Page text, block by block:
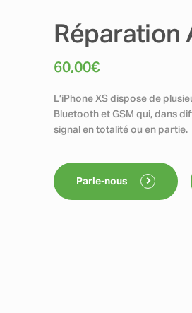
Réparation
60,00€
L’iPhone XS dispose de
Bluetooth et GSM qui, dans
signal en totalité ou en partie.
Parle-nous